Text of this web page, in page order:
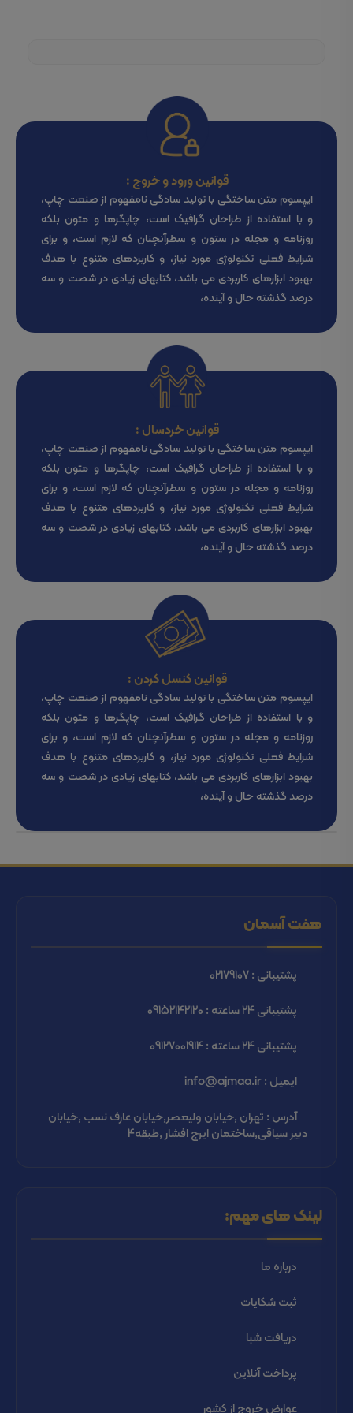
قوانین ورود و خروج :
ایپسوم متن ساختگی با تولید سادگی نامفهوم از صنعت چاپ،
و با استفاده از طراحان گرافیک است، چاپگرها و متون بلکه
روزنامه و مجله در ستون و سطرآنچنان که لازم است، و برای
شرایط فعلی تکنولوژی مورد نیاز، و کاربردهای متنوع با هدف
بهبود ابزارهای کاربردی می باشد، کتابهای زیادی در شصت و سه
درصد گذشته حال و آینده،
قوانین خردسال :
ایپسوم متن ساختگی با تولید سادگی نامفهوم از صنعت چاپ،
و با استفاده از طراحان گرافیک است، چاپگرها و متون بلکه
روزنامه و مجله در ستون و سطرآنچنان که لازم است، و برای
شرایط فعلی تکنولوژی مورد نیاز، و کاربردهای متنوع با هدف
بهبود ابزارهای کاربردی می باشد، کتابهای زیادی در شصت و سه
درصد گذشته حال و آینده،
قوانین کنسل کردن :
ایپسوم متن ساختگی با تولید سادگی نامفهوم از صنعت چاپ،
و با استفاده از طراحان گرافیک است، چاپگرها و متون بلکه
روزنامه و مجله در ستون و سطرآنچنان که لازم است، و برای
شرایط فعلی تکنولوژی مورد نیاز، و کاربردهای متنوع با هدف
بهبود ابزارهای کاربردی می باشد، کتابهای زیادی در شصت و سه
درصد گذشته حال و آینده،
هفت آسمان
پشتیبانی : 02179107
پشتیبانی 24 ساعته : 09152142120
پشتیبانی 24 ساعته : 09127001914
ایمیل : info@ajmaa.ir
آدرس : تهران ,خیابان ولیعصر,خیابان عارف نسب ,خیابان
دبیر سیاقی,ساختمان ایرج افشار ,طبقه4
لینک های مهم:
درباره ما
ثبت شكايات
دریافت شبا
پرداخت آنلاین
عوارض خروج از کشور